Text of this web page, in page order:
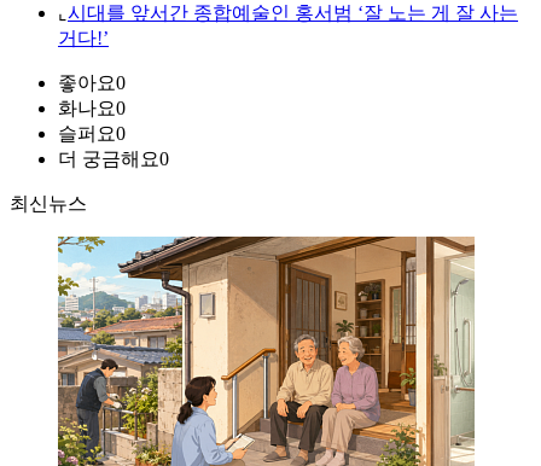
⌞ 시대를 앞서간 종합예술인 홍서범 ‘잘 노는 게 잘 사는
거다!’
좋아요0
화나요0
슬퍼요0
더 궁금해요0
최신뉴스